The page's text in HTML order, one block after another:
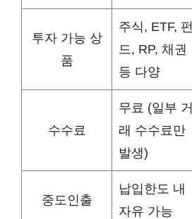
투자 가능 상
품
주식, ETF, 펀
드, RP, 채권
등 다양
수수료
무료 (일부 거
래 수수료만
발생)
중도인출
납입한도 내
자유 가능